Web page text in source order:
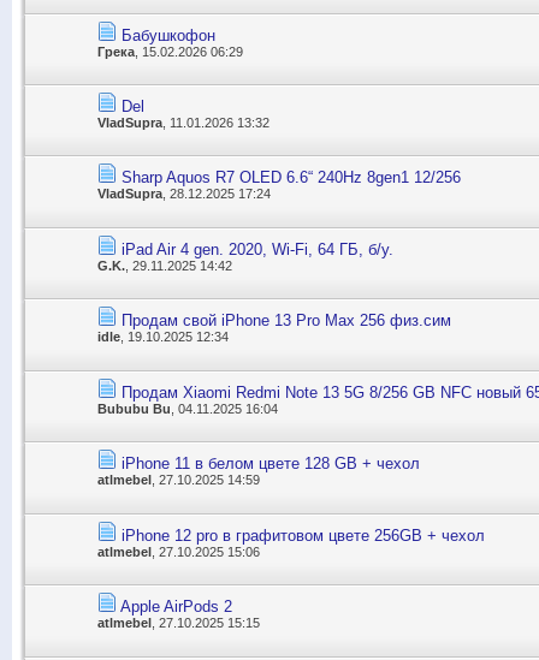
Бабушкофон
Грека , 15.02.2026 06:29
Del
VladSupra , 11.01.2026 13:32
Sharp Aquos R7 OLED 6.6“ 240Hz 8gen1 12/256
VladSupra, 28.12.2025 17:24
iPad Air 4 gen. 2020, Wi-Fi, 64 ГБ, б/у.
G.K. , 29.11.2025 14:42
Продам свой iPhone 13 Pro Max 256 физ.сим
idle , 19.10.2025 12:34
Продам Xiaomi Redmi Note 13 5G 8/256 GB NFC новый
Bububu Bu , 04.11.2025 16:04
iPhone 11 в белом цвете 128 GB + чехол
atlmebel , 27.10.2025 14:59
iPhone 12 pro в графитовом цвете 256GB + чехол
atlmebel , 27.10.2025 15:06
Apple AirPods 2
atlmebel , 27.10.2025 15:15